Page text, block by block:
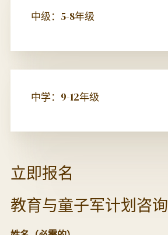
中级：5-8年级
中学：9-12年级
立即报名
教育与童子军计划咨询